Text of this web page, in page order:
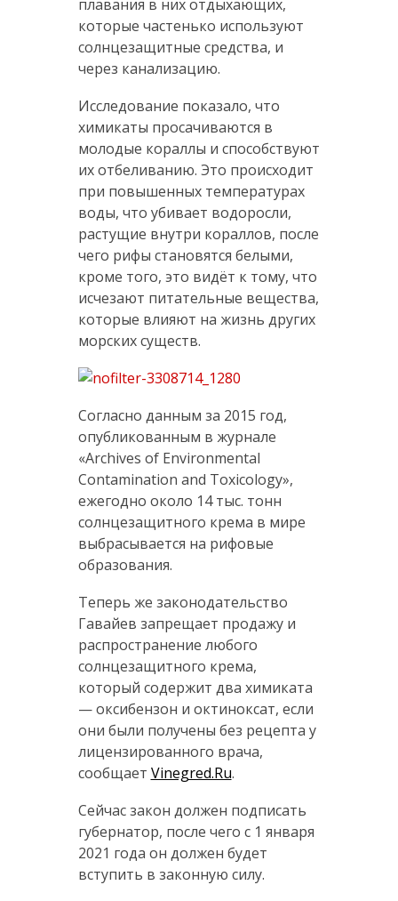
плавания в них отдыхающих,
которые частенько используют
солнцезащитные средства, и
через канализацию.
Исследование показало, что
химикаты просачиваются в
молодые кораллы и способствуют
их отбеливанию. Это происходит
при повышенных температурах
воды, что убивает водоросли,
растущие внутри кораллов, после
чего рифы становятся белыми,
кроме того, это видёт к тому, что
исчезают питательные вещества,
которые влияют на жизнь других
морских существ.
Согласно данным за 2015 год,
опубликованным в журнале
«Archives of Environmental
Contamination and Toxicology»,
ежегодно около 14 тыс. тонн
солнцезащитного крема в мире
выбрасывается на рифовые
образования.
Теперь же законодательство
Гавайев запрещает продажу и
распространение любого
солнцезащитного крема,
который содержит два химиката
— оксибензон и октиноксат, если
они были получены без рецепта у
лицензированного врача,
сообщает Vinegred.Ru.
Сейчас закон должен подписать
губернатор, после чего с 1 января
2021 года он должен будет
вступить в законную силу.